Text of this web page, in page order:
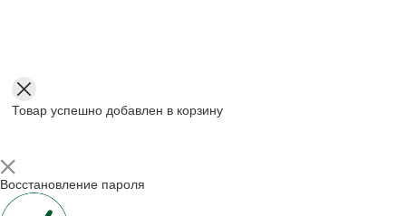
Товар успешно добавлен в корзину
Восстановление пароля